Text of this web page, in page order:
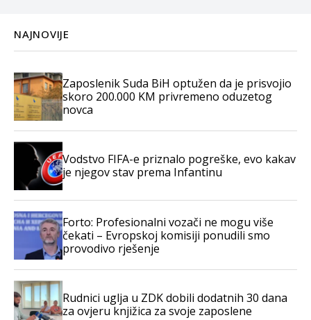
NAJNOVIJE
Zaposlenik Suda BiH optužen da je prisvojio
skoro 200.000 KM privremeno oduzetog
novca
Vodstvo FIFA-e priznalo pogreške, evo kakav
je njegov stav prema Infantinu
Forto: Profesionalni vozači ne mogu više
čekati – Evropskoj komisiji ponudili smo
provodivo rješenje
Rudnici uglja u ZDK dobili dodatnih 30 dana
za ovjeru knjižica za svoje zaposlene